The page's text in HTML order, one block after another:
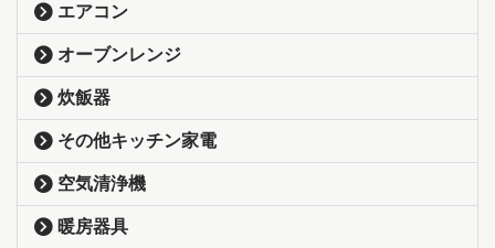
エアコン
オーブンレンジ
炊飯器
その他キッチン家電
空気清浄機
暖房器具